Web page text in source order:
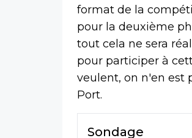
format de la
pour la deuxième
tout cela ne sera
pour participer à
veulent, on n'en est
Port.
Sondage